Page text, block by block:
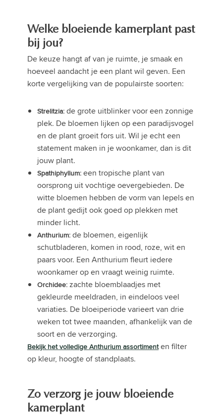
Welke bloeiende kamerplant past
bij jou?
De keuze hangt af van je ruimte, je smaak en
hoeveel aandacht je een plant wil geven. Een
korte vergelijking van de populairste soorten:
Strelitzia: de grote uitblinker voor een zonnige
plek. De bloemen lijken op een paradijsvogel
en de plant groeit fors uit. Wil je echt een
statement maken in je woonkamer, dan is dit
jouw plant.
Spathiphyllum: een tropische plant van
oorsprong uit vochtige oevergebieden. De
witte bloemen hebben de vorm van lepels en
de plant gedijt ook goed op plekken met
minder licht.
Anthurium: de bloemen, eigenlijk
schutbladeren, komen in rood, roze, wit en
paars voor. Een Anthurium fleurt iedere
woonkamer op en vraagt weinig ruimte.
Orchidee: zachte bloemblaadjes met
gekleurde meeldraden, in eindeloos veel
variaties. De bloeiperiode varieert van drie
weken tot twee maanden, afhankelijk van de
soort en de verzorging.
Bekijk het volledige Anthurium assortimenten filter
op kleur, hoogte of standplaats.
Zo verzorg je jouw bloeiende
kamerplant